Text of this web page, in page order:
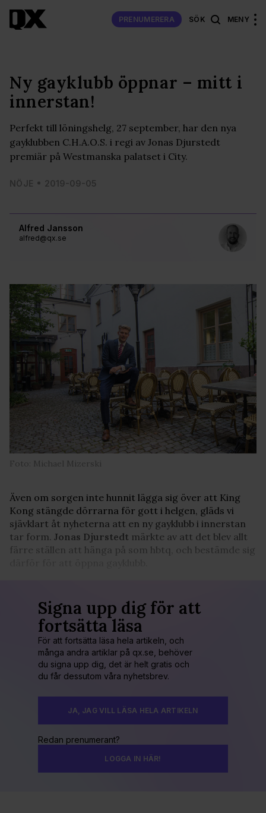
PRENUMERERA SÖK MENY
Alfred Jansson
alfred@qx.se
Ny gayklubb öppnar – mitt i
innerstan!
Perfekt till löningshelg, 27 september, har den nya
gayklubben C.H.A.O.S. i regi av Jonas Djurstedt
premiär på Westmanska palatset i City.
NÖJE 2019-09-05
Foto: Michael Mizerski
Även om sorgen inte hunnit lägga sig över att King
Kong stängde dörrarna för gott i helgen, gläds vi
sjävklart åt nyheterna att en ny gayklubb i innerstan
tar form. Jonas Djurstedt märkte av att det blev allt
färre ställen att hänga på som hbtq, och bestämde sig
Signa upp dig för att
fortsätta läsa
För att fortsätta läsa hela artikeln, och
många andra artiklar på qx.se, behöver
du signa upp dig, det är helt gratis och
du får dessutom våra nyhetsbrev.
JA, JAG VILL LÄSA HELA ARTIKELN
Redan prenumerant?
LOGGA IN HÄR!